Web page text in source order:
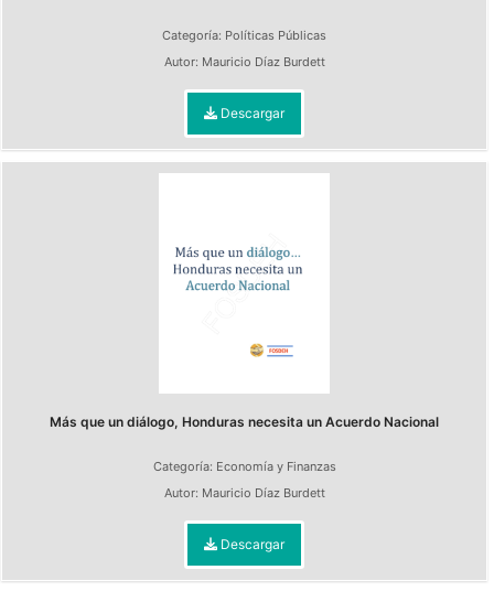
Categoría: Políticas Públicas
Autor: Mauricio Díaz Burdett
Descargar
Más que un diálogo, Honduras necesita un Acuerdo Nacional
Categoría: Economía y Finanzas
Autor: Mauricio Díaz Burdett
Descargar